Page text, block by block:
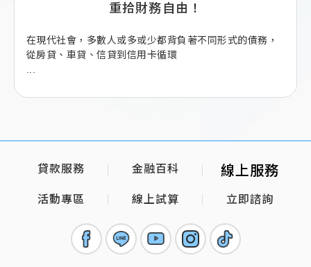
重拾財務自由！
在現代社會，多數人或多或少都背負著不同形式的債務，
從房貸、車貸、信貸到信用卡循環
貸款服務 金融百科 線上服務
活動專區 線上試算 立即諮詢